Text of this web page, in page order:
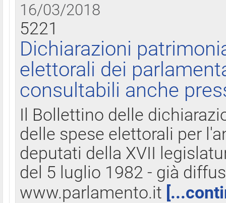
16/03/2018
5221
Dichiarazioni
elettorali dei
consultabili anche
Il Bollettino delle
delle spese elettorali per
deputati della XVII
del 5 luglio 1982 - già
www.parlamento.it